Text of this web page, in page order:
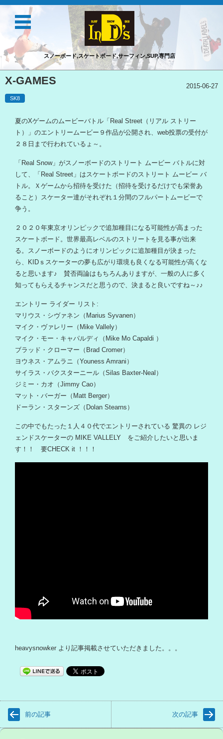
スノーボード,スケートボード,サーフィン,SUP,専門店
コンテンツに移動
X-GAMES 2015-06-27
SK8
夏のXゲームのムービーバトル「Real Street（リアル ストリー
ト）」のエントリームービー９作品が公開され、web投票の受付が
２８日まで行われているょ～。
「Real Snow」がスノーボードのストリート ムービー バトルに対
して、「Real Street」はスケートボードのストリート ムービー バ
トル。Ｘゲームから招待を受けた（招待を受けるだけでも栄誉あ
ること）スケーター達がそれぞれ１分間のフルパートムービーで
争う。
２０２０年東京オリンピックで追加種目になる可能性が高まった
スケートボード。世界最高レベルのストリートを見る事が出来
る。スノーボードのようにオリンピックに追加種目が決まった
ら、KIDｓスケーターの夢も広がり環境も良くなる可能性が高くな
ると思います♪ 賛否両論はもちろんありますが、一般の人に多く
知ってもらえるチャンスだと思うので、決まると良いですね～♪♪
エントリー ライダー リスト:
マリウス・シヴァネン（Marius Syvanen）
マイク・ヴァレリー（Mike Vallely）
マイク・モー・キャパルディ（Mike Mo Capaldi ）
ブラッド・クローマー（Brad Cromer）
ヨウネス・アムラニ（Youness Amrani）
サイラス・バクスターニール（Silas Baxter-Neal）
ジミー・カオ（Jimmy Cao）
マット・バーガー（Matt Berger）
ドーラン・スターンズ（Dolan Stearns）
この中でもたった１人４０代でエントリーされている 驚異の レジ
ェンドスケーターの MIKE VALLELY をご紹介したいと思いま
す！！ 要CHECK it ！！！
heavysnowker より記事掲載させていただきました。。。
前の記事 次の記事